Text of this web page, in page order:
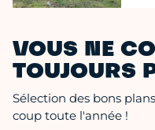
VOUS NE
TOUJOURS
Sélection des bons
coup toute l'année !